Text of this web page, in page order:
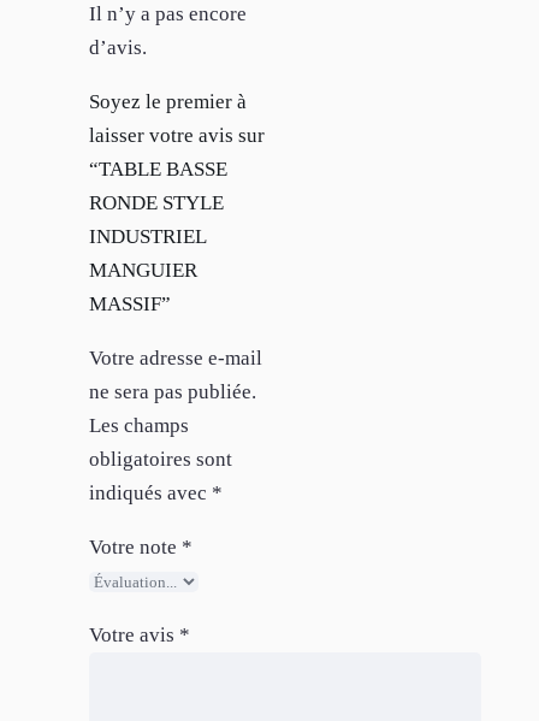
Il n’y a pas encore
d’avis.
Soyez le premier à
laisser votre avis sur
“TABLE BASSE
RONDE STYLE
INDUSTRIEL
MANGUIER
MASSIF”
Votre adresse e-mail
ne sera pas publiée.
Les champs
obligatoires sont
indiqués avec *
Votre note *
Votre avis *